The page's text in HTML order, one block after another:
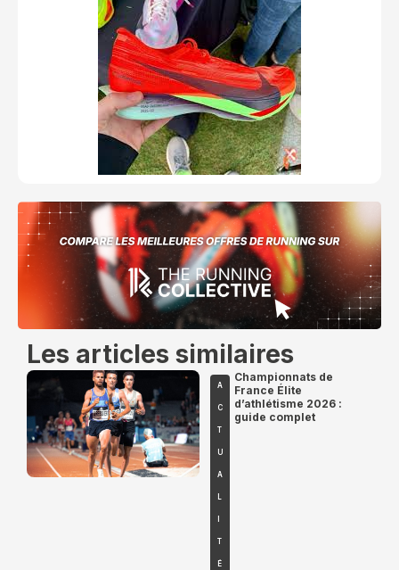
Les articles similaires
A
C
T
U
A
L
T
É
Championnats de
France Élite
d’athlétisme 2026 :
guide complet